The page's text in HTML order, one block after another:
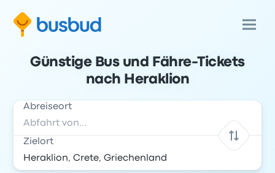
Günstige Bus und Fähre-Tickets
nach Heraklion
Abreiseort
Zielort